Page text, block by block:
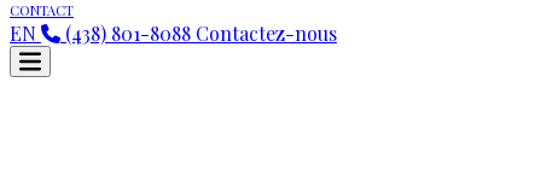
CONTACT
EN (438) 801-8088 Contactez-nous